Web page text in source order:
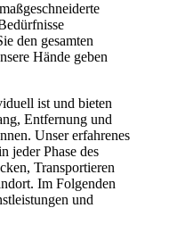
den gesamten
Hände geben
ist und bieten
Entfernung und
Unser erfahrenes
jeder Phase des
Transportieren
Im Folgenden
und